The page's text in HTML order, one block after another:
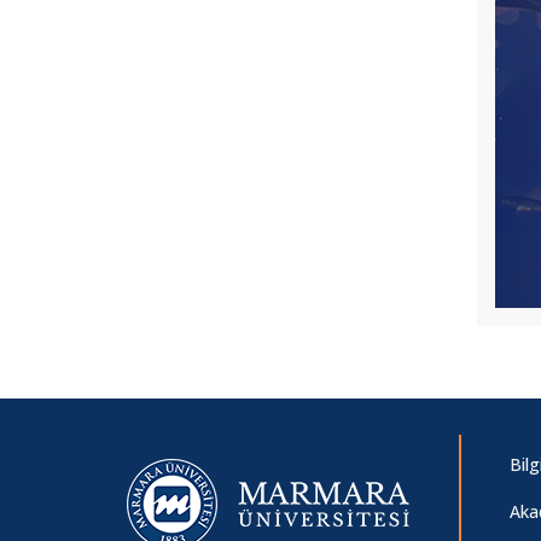
BİKUTUMUTLULUK.COM Staj İlanı